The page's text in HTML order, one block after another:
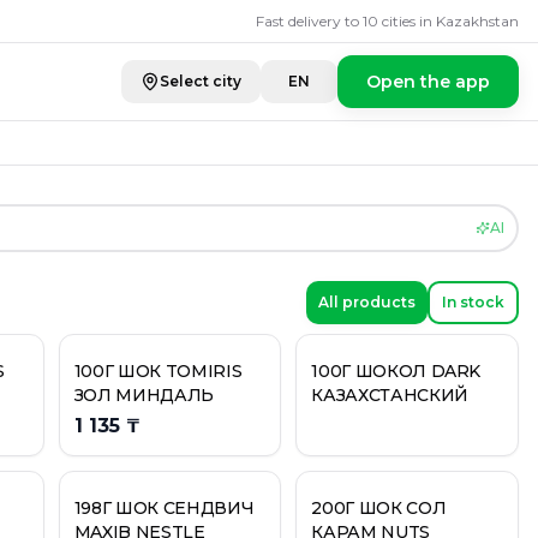
Fast delivery to 10 cities in Kazakhstan
Select city EN Open the app
AI
All products In stock
100Г ШОК TOMIRIS
ЗОЛ МИНДАЛЬ
1 135 ₸
100Г ШОКОЛ DARK
КАЗАХСТАНСКИЙ
198Г ШОК СЕНДВИЧ
MAXIB NESTLE
200Г ШОК СОЛ
КАРАМ NUTS